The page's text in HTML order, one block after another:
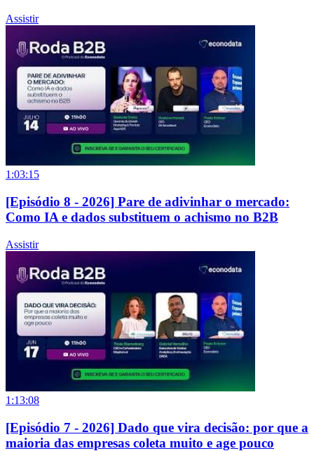
Assistir
1:03:15
[Episódio 8 - 2026] Pare de adivinhar o mercado:
Como IA e dados substituem o achismo no B2B
Assistir
1:13:08
[Episódio 7 - 2026] Dado que vira decisão: por que a
maioria das empresas coleta muito e age pouco